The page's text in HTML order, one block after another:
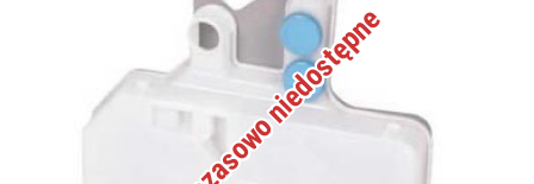
Tymczasowo niedostępne